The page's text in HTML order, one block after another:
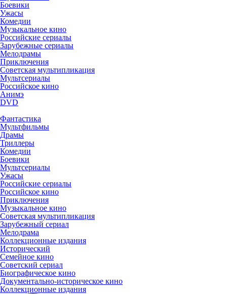
Боевики
Ужасы
Комедии
Музыкальное кино
Российские сериалы
Зарубежные сериалы
Мелодрамы
Приключения
Советская мультипликация
Мультсериалы
Российское кино
Анимэ
DVD
Фантастика
Мультфильмы
Драмы
Триллеры
Комедии
Боевики
Мультсериалы
Ужасы
Российские сериалы
Российское кино
Приключения
Музыкальное кино
Советская мультипликация
Зарубежный сериал
Мелодрама
Коллекционные издания
Исторический
Семейное кино
Советский сериал
Биографическое кино
Документально-историческое кино
Коллекционные издания